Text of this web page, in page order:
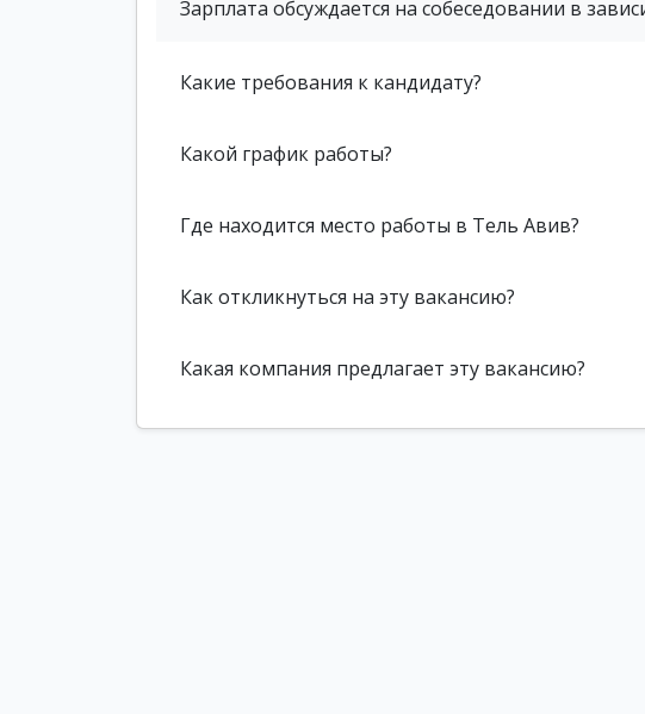
Зарплата обсуждается на собеседовании в
Какие требования к кандидату?
Какой график работы?
Где находится место работы в Тель Авив?
Как откликнуться на эту вакансию?
Какая компания предлагает эту вакансию?